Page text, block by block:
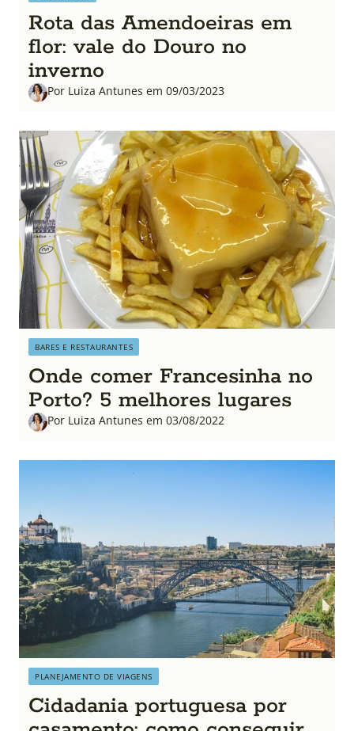
Rota das Amendoeiras em
flor: vale do Douro no
inverno
Por Luiza Antunes em 09/03/2023
BARES E RESTAURANTES
Onde comer Francesinha no
Porto? 5 melhores lugares
Por Luiza Antunes em 03/08/2022
PLANEJAMENTO DE VIAGENS
Cidadania portuguesa por